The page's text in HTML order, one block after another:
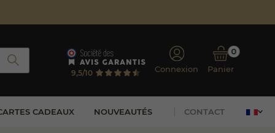
9,5/10 Connexion Panier
0
CADEAUX NOUVEAUTÉS CONTACT